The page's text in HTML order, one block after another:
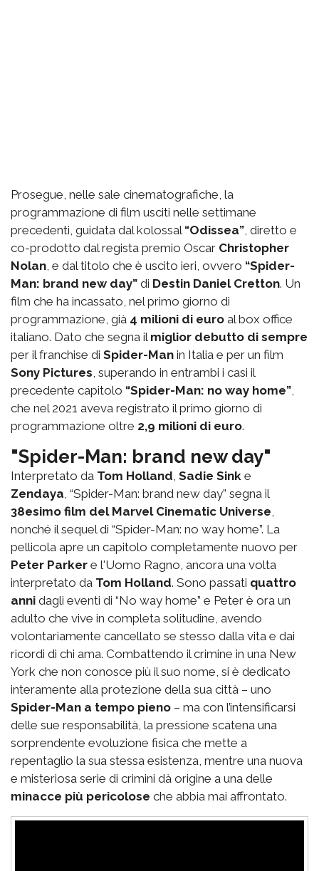
Prosegue, nelle sale cinematografiche, la
programmazione di film usciti nelle settimane
precedenti, guidata dal kolossal “Odissea”, diretto e
co-prodotto dal regista premio Oscar Christopher
Nolan, e dal titolo che è uscito ieri, ovvero “Spider-
Man: brand new day” di Destin Daniel Cretton. Un
film che ha incassato, nel primo giorno di
programmazione, già 4 milioni di euro al box office
italiano. Dato che segna il miglior debutto di sempre
per il franchise di Spider-Man in Italia e per un film
Sony Pictures, superando in entrambi i casi il
precedente capitolo “Spider-Man: no way home”,
che nel 2021 aveva registrato il primo giorno di
programmazione oltre 2,9 milioni di euro.
"Spider-Man: brand new day"
Interpretato da Tom Holland, Sadie Sink e
Zendaya, “Spider-Man: brand new day” segna il
38esimo film del Marvel Cinematic Universe,
nonché il sequel di “Spider-Man: no way home”. La
pellicola apre un capitolo completamente nuovo per
Peter Parker e l'Uomo Ragno, ancora una volta
interpretato da Tom Holland. Sono passati quattro
anni dagli eventi di “No way home” e Peter è ora un
adulto che vive in completa solitudine, avendo
volontariamente cancellato se stesso dalla vita e dai
ricordi di chi ama. Combattendo il crimine in una New
York che non conosce più il suo nome, si è dedicato
interamente alla protezione della sua città – uno
Spider-Man a tempo pieno – ma con l’intensificarsi
delle sue responsabilità, la pressione scatena una
sorprendente evoluzione fisica che mette a
repentaglio la sua stessa esistenza, mentre una nuova
e misteriosa serie di crimini dà origine a una delle
minacce più pericolose che abbia mai affrontato.